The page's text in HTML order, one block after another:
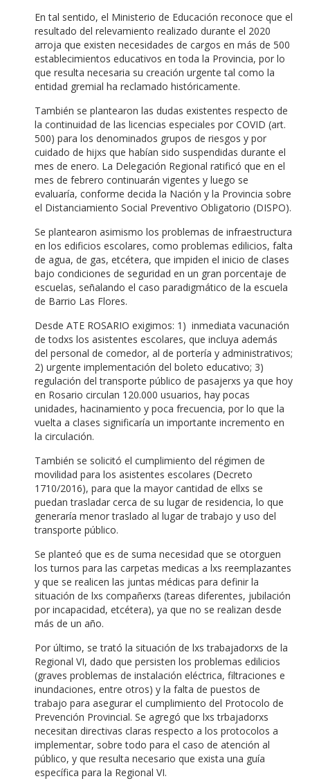
En tal sentido, el Ministerio de Educación reconoce que el
resultado del relevamiento realizado durante el 2020
arroja que existen necesidades de cargos en más de 500
establecimientos educativos en toda la Provincia, por lo
que resulta necesaria su creación urgente tal como la
entidad gremial ha reclamado históricamente.
También se plantearon las dudas existentes respecto de
la continuidad de las licencias especiales por COVID (art.
500) para los denominados grupos de riesgos y por
cuidado de hijxs que habían sido suspendidas durante el
mes de enero. La Delegación Regional ratificó que en el
mes de febrero continuarán vigentes y luego se
evaluaría, conforme decida la Nación y la Provincia sobre
el Distanciamiento Social Preventivo Obligatorio (DISPO).
Se plantearon asimismo los problemas de infraestructura
en los edificios escolares, como problemas edilicios, falta
de agua, de gas, etcétera, que impiden el inicio de clases
bajo condiciones de seguridad en un gran porcentaje de
escuelas, señalando el caso paradigmático de la escuela
de Barrio Las Flores.
Desde ATE ROSARIO exigimos: 1) inmediata vacunación
de todxs los asistentes escolares, que incluya además
del personal de comedor, al de portería y administrativos;
2) urgente implementación del boleto educativo; 3)
regulación del transporte público de pasajerxs ya que hoy
en Rosario circulan 120.000 usuarios, hay pocas
unidades, hacinamiento y poca frecuencia, por lo que la
vuelta a clases significaría un importante incremento en
la circulación.
También se solicitó el cumplimiento del régimen de
movilidad para los asistentes escolares (Decreto
1710/2016), para que la mayor cantidad de ellxs se
puedan trasladar cerca de su lugar de residencia, lo que
generaría menor traslado al lugar de trabajo y uso del
transporte público.
Se planteó que es de suma necesidad que se otorguen
los turnos para las carpetas medicas a lxs reemplazantes
y que se realicen las juntas médicas para definir la
situación de lxs compañerxs (tareas diferentes, jubilación
por incapacidad, etcétera), ya que no se realizan desde
más de un año.
Por último, se trató la situación de lxs trabajadorxs de la
Regional VI, dado que persisten los problemas edilicios
(graves problemas de instalación eléctrica, filtraciones e
inundaciones, entre otros) y la falta de puestos de
trabajo para asegurar el cumplimiento del Protocolo de
Prevención Provincial. Se agregó que lxs trbajadorxs
necesitan directivas claras respecto a los protocolos a
implementar, sobre todo para el caso de atención al
público, y que resulta necesario que exista una guía
específica para la Regional VI.